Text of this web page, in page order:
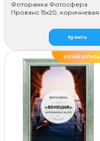
Фоторамка Фотосфера
Прованс 15x20, коричневая
Купить
УСПЕЙ КУПИТЬ
ДЕЛАЕМ САМИ